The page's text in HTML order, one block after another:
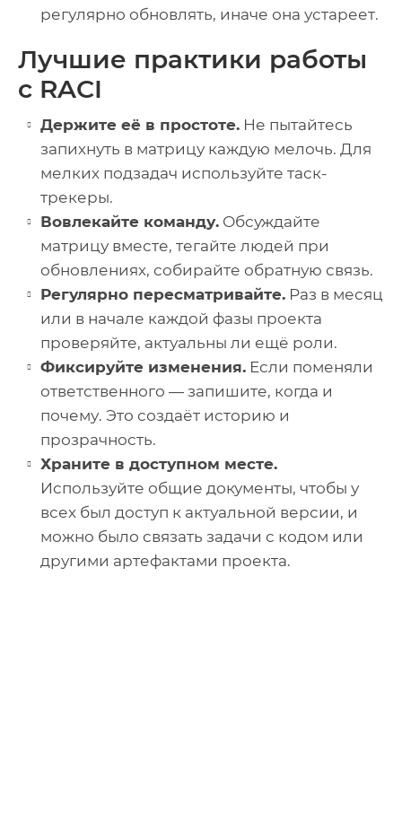
регулярно обновлять, иначе она устареет.
Лучшие практики работы
с RACI
Держите её в простоте. Не пытайтесь
запихнуть в матрицу каждую мелочь. Для
мелких подзадач используйте таск-
трекеры.
Вовлекайте команду. Обсуждайте
матрицу вместе, тегайте людей при
обновлениях, собирайте обратную связь.
Регулярно пересматривайте. Раз в месяц
или в начале каждой фазы проекта
проверяйте, актуальны ли ещё роли.
Фиксируйте изменения. Если поменяли
ответственного — запишите, когда и
почему. Это создаёт историю и
прозрачность.
Храните в доступном месте.
Используйте общие документы, чтобы у
всех был доступ к актуальной версии, и
можно было связать задачи с кодом или
другими артефактами проекта.